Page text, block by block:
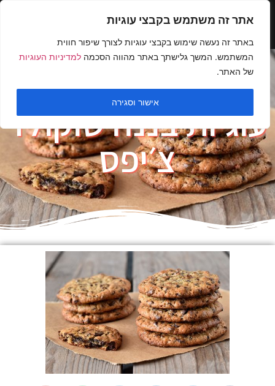
אתר זה משתמש בקבצי עוגיות
באתר זה נעשה שימוש בקבצי עוגיות לצורך שיפור חווית
המשתמש. המשך גלישתך באתר מהווה הסכמה למדיניות העוגיות
של האתר.
אישור וסגירה
עוגיות בננה שוקולד
צ׳יפס